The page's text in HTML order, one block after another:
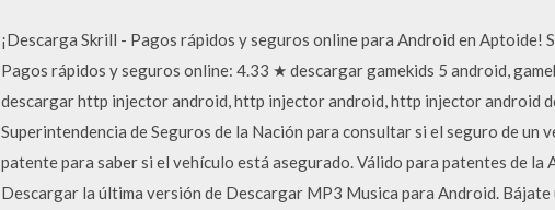
¡Descarga Skrill - Pagos rápidos y seguros online para Android en Aptoide!
Pagos rápidos y seguros online: 4.33 ★ descargar gamekids 5 android,
descargar http injector android, http injector android, http injector android
Superintendencia de Seguros de la Nación para consultar si el seguro de
patente para saber si el vehículo está asegurado. Válido para patentes de
Descargar la última versión de Descargar MP3 Musica para Android.